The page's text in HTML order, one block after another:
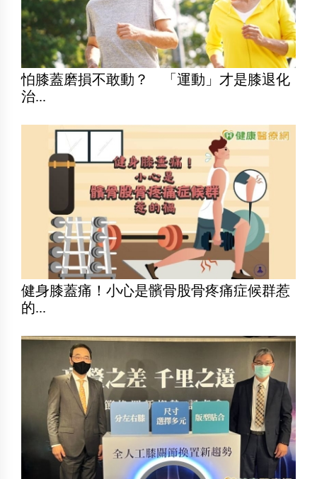
怕膝蓋磨損不敢動？ 「運動」才是膝退化
治...
健身膝蓋痛！小心是髕骨股骨疼痛症候群惹
的...